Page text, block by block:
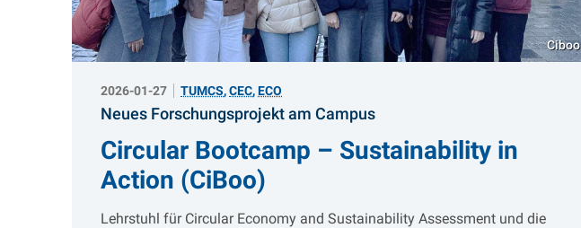
Ciboo
2026-01-27 TUMCS,CEC,ECO
Neues Forschungsprojekt am Campus:
Circular Bootcamp – Sustainability in
Action (CiBoo)
Lehrstuhl für Circular Economy and Sustainability Assessment und die